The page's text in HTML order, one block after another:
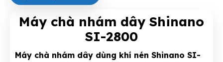
Máy chà nhám dây Shinano
SI-2800
Máy chà nhám dây dùng khí nén Shinano SI-